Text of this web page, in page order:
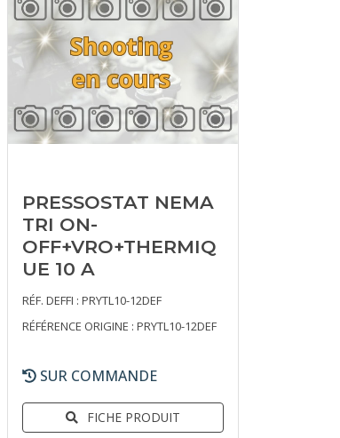
PRESSOSTAT NEMA
TRI ON-
OFF+VRO+THERMIQ
UE 10 A
RÉF. DEFFI : PRYTL10-12DEF
RÉFÉRENCE ORIGINE : PRYTL10-12DEF
SUR COMMANDE
FICHE PRODUIT